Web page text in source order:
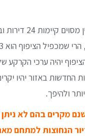
לדוגמה, אם
יהיה ערכי הקרקע
החדשות באזור יהיו
ולהיפך.
מקרים בהם לא
הנחוצות למתחם